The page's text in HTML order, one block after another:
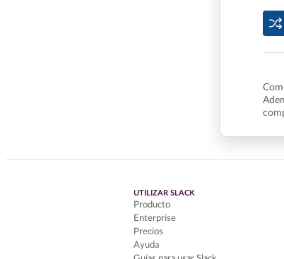
UTILIZAR SLACK
Producto
Enterprise
Precios
Ayuda